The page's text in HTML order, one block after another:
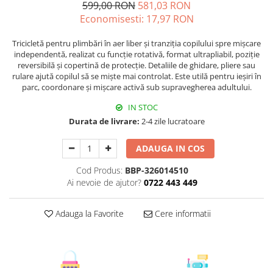
599,00 RON 581,03 RON
Economisesti: 17,97 RON
Tricicletă pentru plimbări în aer liber și tranziția copilului spre mișcare
independentă, realizat cu funcție rotativă, format ultrapliabil, poziție
reversibilă și copertină de protecție. Detaliile de ghidare, pliere sau
rulare ajută copilul să se miște mai controlat. Este utilă pentru ieșiri în
parc, coordonare și mișcare activă sub supravegherea adultului.
IN STOC
Durata de livrare: 2-4 zile lucratoare
ADAUGA IN COS
Cod Produs: BBP-326014510
Ai nevoie de ajutor? 0722 443 449
Adauga la Favorite Cere informatii